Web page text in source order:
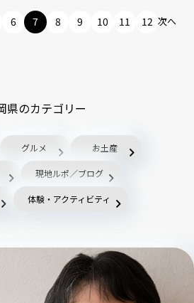
6 7 8 9 10 11 12 次へ
県のカテゴリー
グルメ お土産
現地ルポ／ブログ
体験・アクティビティ